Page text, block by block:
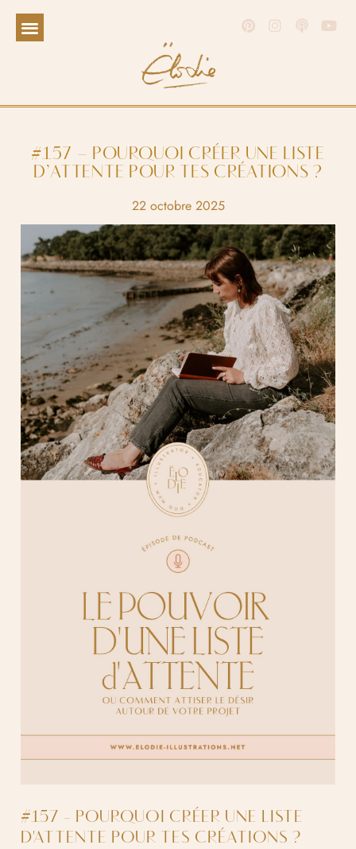
#157 – POURQUOI CRÉER UNE LISTE
D’ATTENTE POUR TES CRÉATIONS ?
22 octobre 2025
#157 - POURQUOI CRÉER UNE LISTE
D'ATTENTE POUR TES CRÉATIONS ?